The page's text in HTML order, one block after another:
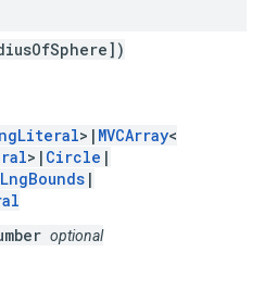
>| MVCArray<
>| Circle |
|
optional